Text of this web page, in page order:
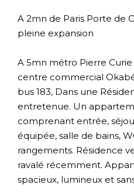
A 2mn de Paris Porte de
pleine expansion
A 5mn métro Pierre
centre commercial
bus 183, Dans une
entretenue. Un
comprenant entrée,
équipée, salle de bains,
rangements. Résidence
ravalé récemment.
spacieux, lumineux et sans